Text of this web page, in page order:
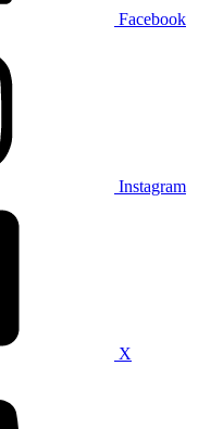
Facebook
Instagram
X